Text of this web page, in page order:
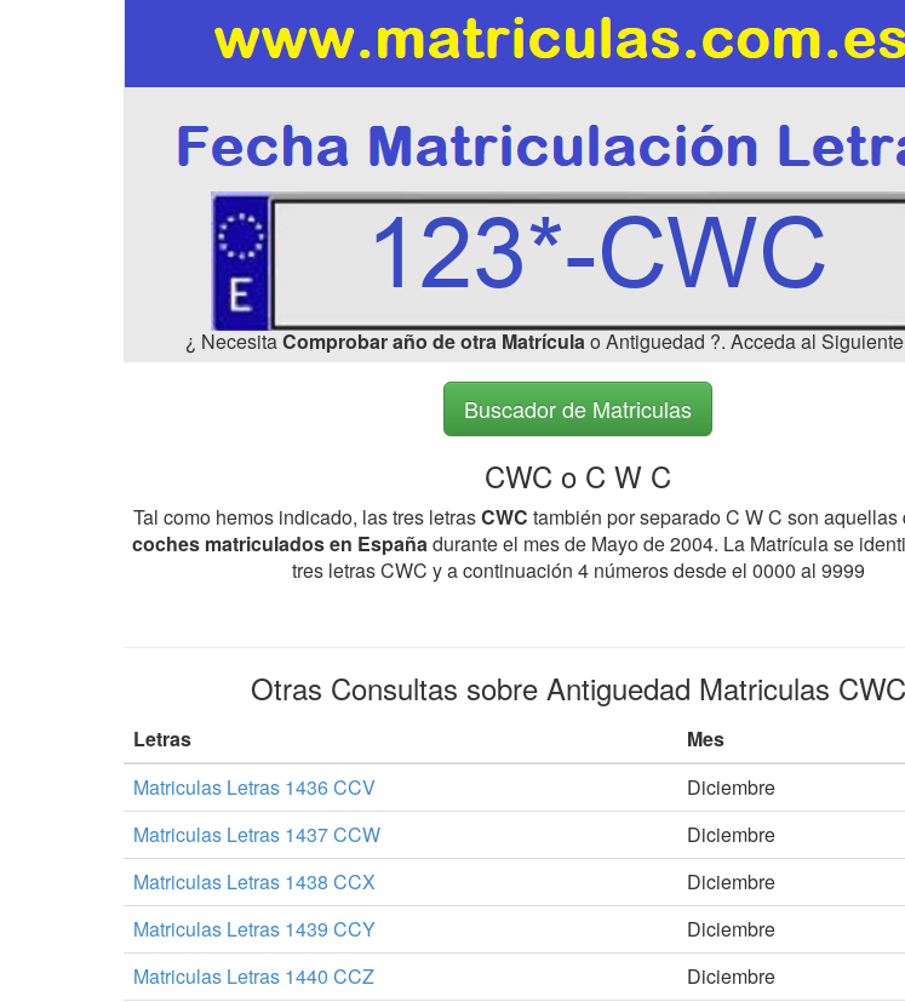
¿ NecesitaComprobar año de otra Matrículao Antiguedad ?. Acceda al
Buscador de Matriculas
CWC o C W C
Tal como hemos indicado, las tres letrasCWC también por separado C W C son
coches matriculados en Españadurante el mes de Mayo de 2004. La Matrícula se
tres letras CWC y a continuación 4 números desde el 0000 al 9999
Otras Consultas sobre Antiguedad Matriculas CWC
Letras Mes
Matriculas Letras 1436 CCV
Diciembre
Matriculas Letras 1437 CCW
Diciembre
Matriculas Letras 1438 CCX
Diciembre
Matriculas Letras 1439 CCY
Diciembre
Matriculas Letras 1440 CCZ
Diciembre